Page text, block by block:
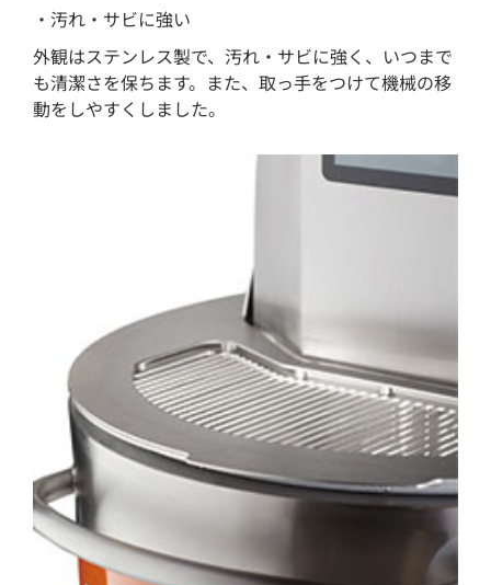
・汚れ・サビに強い
外観はステンレス製で、汚れ・サビに強く、いつまで
も清潔さを保ちます。また、取っ手をつけて機械の移
動をしやすくしました。